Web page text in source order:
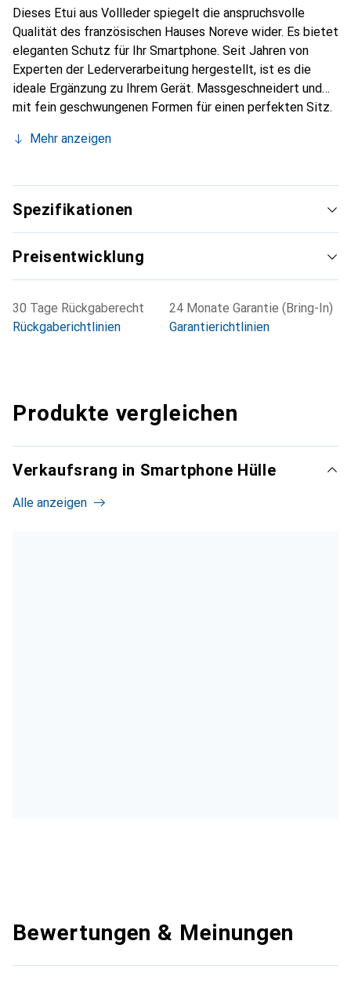
Dieses Etui aus Vollleder spiegelt die anspruchsvolle
Qualität des französischen Hauses Noreve wider. Es bietet
eleganten Schutz für Ihr Smartphone. Seit Jahren von
Experten der Lederverarbeitung hergestellt, ist es die
ideale Ergänzung zu Ihrem Gerät. Massgeschneidert und
mit fein geschwungenen Formen für einen perfekten Sitz.
Smartphone. Die Marke Noreve ist international für ihre
für den anspruchsvollen Kunden.
Mehr anzeigen
Spezifikationen
Preisentwicklung
30 Tage Rückgaberecht
Rückgaberichtlinien
24 Monate Garantie (Bring-In)
Garantierichtlinien
Produkte vergleichen
Verkaufsrang in Smartphone Hülle
Alle anzeigen
Bewertungen & Meinungen